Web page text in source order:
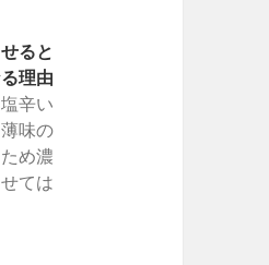
ると
理由
辛い
味の
め濃
ては